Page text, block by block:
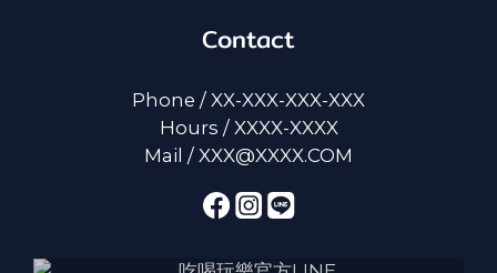
Contact
Phone / XX-XXX-XXX-XXX
Hours / XXXX-XXXX
Mail / XXX@XXXX.COM